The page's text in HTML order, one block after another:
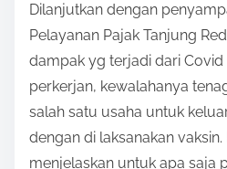
Dilanjutkan dengan
Pelayanan Pajak Tanjung
dampak yg terjadi dari Covid
perkerjan, kewalahanya
salah satu usaha untuk
dengan di laksanakan
menjelaskan untuk apa saja